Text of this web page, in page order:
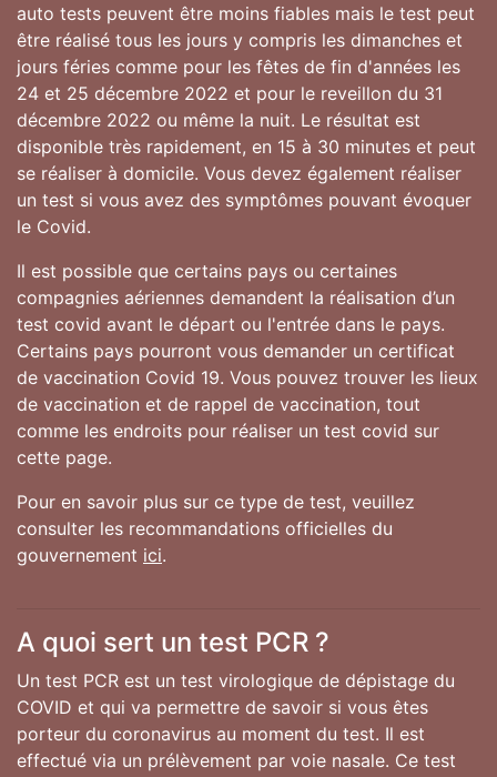
auto tests peuvent être moins fiables mais le test peut
être réalisé tous les jours y compris les dimanches et
jours féries comme pour les fêtes de fin d'années les
24 et 25 décembre 2022 et pour le reveillon du 31
décembre 2022 ou même la nuit. Le résultat est
disponible très rapidement, en 15 à 30 minutes et peut
se réaliser à domicile. Vous devez également réaliser
un test si vous avez des symptômes pouvant évoquer
le Covid.
Il est possible que certains pays ou certaines
compagnies aériennes demandent la réalisation d’un
test covid avant le départ ou l'entrée dans le pays.
Certains pays pourront vous demander un certificat
de vaccination Covid 19. Vous pouvez trouver les lieux
de vaccination et de rappel de vaccination, tout
comme les endroits pour réaliser un test covid sur
cette page.
Pour en savoir plus sur ce type de test, veuillez
consulter les recommandations officielles du
gouvernement ici.
A quoi sert un test PCR ?
Un test PCR est un test virologique de dépistage du
COVID et qui va permettre de savoir si vous êtes
porteur du coronavirus au moment du test. Il est
effectué via un prélèvement par voie nasale. Ce test